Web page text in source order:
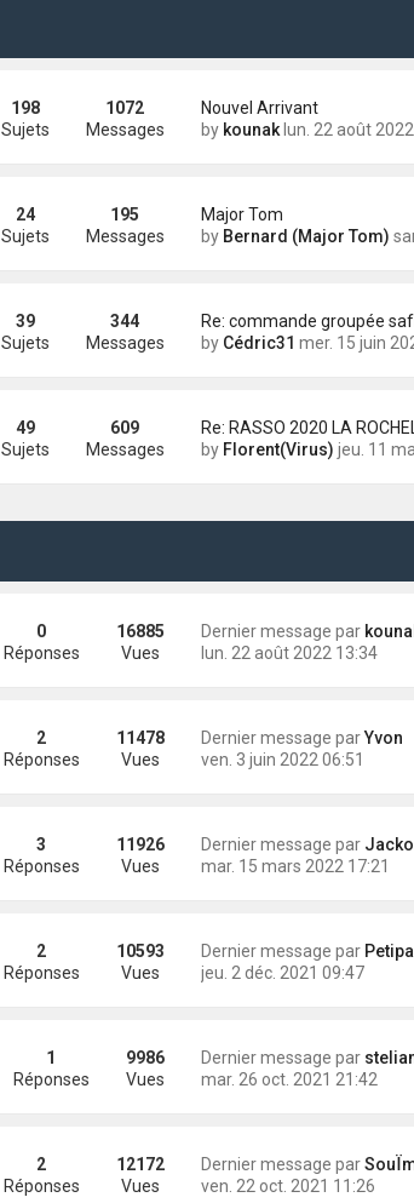
Nouvel Arrivant
by kounaklun. 22 août 2022
198
Sujets
1072
Messages
Major Tom
by Bernard (Major Tom) sam. 22 mai
24
Sujets
195
Messages
by Cédric31 mer. 15 juin 2022
39
Sujets
344
Messages
by Florent(Virus) jeu. 11 mars 2021
49
Sujets
609
Messages
Dernier message par
lun. 22 août 2022 13:34
0
Réponses
16885
Vues
Dernier message parYvon
ven. 3 juin 2022 06:51
2
Réponses
11478
Vues
Dernier message par
mar. 15 mars 2022 17:21
3
Réponses
11926
Vues
Dernier message par
jeu. 2 déc. 2021 09:47
2
Réponses
10593
Vues
Dernier message par
mar. 26 oct. 2021 21:42
1
Réponses
9986
Vues
Dernier message par
ven. 22 oct. 2021 11:26
2
Réponses
12172
Vues